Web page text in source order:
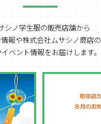
シノ学生服の販売店舗から
報や株式会社ムサシノ商店の
ベント情報をお届けします。